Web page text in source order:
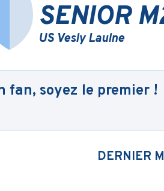
SENIOR
US Vesly Laulne
fan, soyez le premier !
DERNIER